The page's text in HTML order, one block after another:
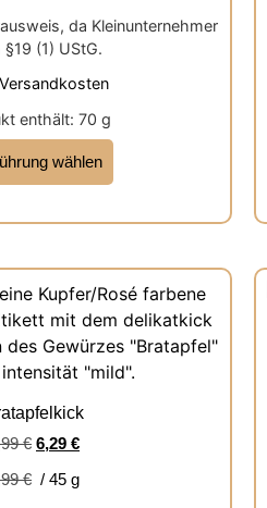
da Kleinunternehmer
§19 (1) UStG.
Versandkosten
enthält: 70 g
wählen
€ 6,29 €
€ / 45 g